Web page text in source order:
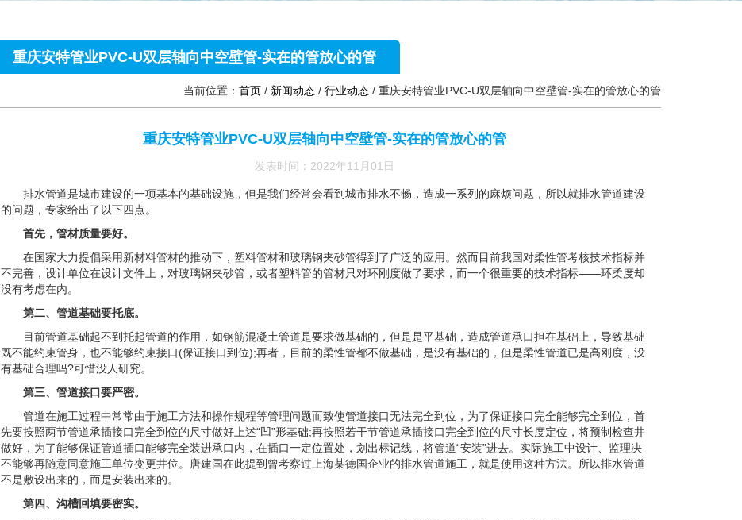
重庆安特管业PVC-U双层轴向中空壁管-实在的管放心的管
当前位置： 首页 / 新闻动态 / 行业动态 / 重庆安特管业PVC-U双层轴向中空壁管-实在的管放心的管
重庆安特管业PVC-U双层轴向中空壁管-实在的管放心的管
发表时间：2022年11月01日
排水管道是城市建设的一项基本的基础设施，但是我们经常会看到城市排水不畅，造成一系列的麻烦问题，所以就排水管道建设
的问题，专家给出了以下四点。
首先，管材质量要好。
在国家大力提倡采用新材料管材的推动下，塑料管材和玻璃钢夹砂管得到了广泛的应用。然而目前我国对柔性管考核技术指标并
不完善，设计单位在设计文件上，对玻璃钢夹砂管，或者塑料管的管材只对环刚度做了要求，而一个很重要的技术指标——环柔度却
没有考虑在内。
第二、管道基础要托底。
目前管道基础起不到托起管道的作用，如钢筋混凝土管道是要求做基础的，但是是平基础，造成管道承口担在基础上，导致基础
既不能约束管身，也不能够约束接口(保证接口到位);再者，目前的柔性管都不做基础，是没有基础的，但是柔性管道已是高刚度，没
有基础合理吗?可惜没人研究。
第三、管道接口要严密。
管道在施工过程中常常由于施工方法和操作规程等管理问题而致使管道接口无法完全到位，为了保证接口完全能够完全到位，首
先要按照两节管道承插接口完全到位的尺寸做好上述“凹”形基础;再按照若干节管道承插接口完全到位的尺寸长度定位，将预制检查井
做好，为了能够保证管道插口能够完全装进承口内，在插口一定位置处，划出标记线，将管道“安装”进去。实际施工中设计、监理决
不能够再随意同意施工单位变更井位。唐建国在此提到曾考察过上海某德国企业的排水管道施工，就是使用这种方法。所以排水管道
不是敷设出来的，而是安装出来的。
第四、沟槽回填要密实。